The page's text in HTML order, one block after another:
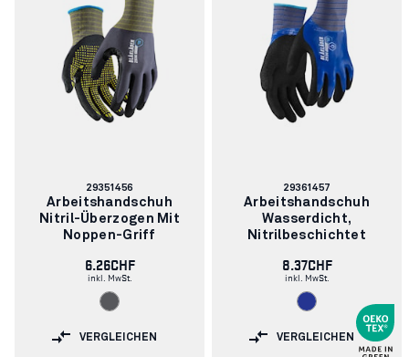
Artikelnummer:
29351456
Arbeitshandschuh
Nitril-Überzogen Mit
Noppen-Griff
6.26CHF
inkl. MwSt.
VERGLEICHEN
Artikelnummer:
29361457
Arbeitshandschuh
Wasserdicht,
Nitrilbeschichtet
8.37CHF
inkl. MwSt.
VERGLEICHEN